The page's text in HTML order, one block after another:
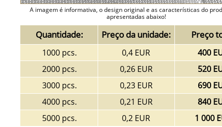
A imagem é informativa, o design original e as características do
apresentadas abaixo!
Quantidade: Preço da unidade: Preço
1000 pcs. 0,4 EUR
400
2000 pcs.
0,26 EUR
520
3000 pcs.
0,23 EUR
690
4000 pcs.
0,21 EUR
840
5000 pcs.
0,2 EUR 1 000